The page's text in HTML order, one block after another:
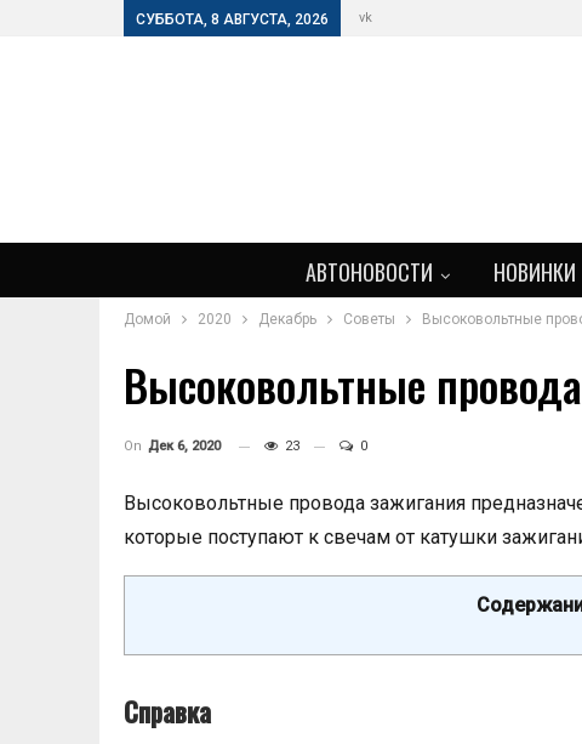
СУББОТА, 8 АВГУСТА, 2026 vk
АВТОНОВОСТИ НОВИНКИ
Домой 2020 Декабрь Советы Высоковольтные
Высоковольтные
On Дек 6, 2020 23 0
Высоковольтные провода зажигания
которые поступают к свечам от катушки
Справка